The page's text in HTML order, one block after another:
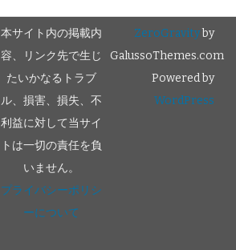
本サイト内の掲載内
容、リンク先で生じ
たいかなるトラブ
ル、損害、損失、不
利益に対して当サイ
トは一切の責任を負
いません。
プライバシーポリシ
ーについて
ZeroGravityby
GalussoThemes.com
Powered by
WordPress